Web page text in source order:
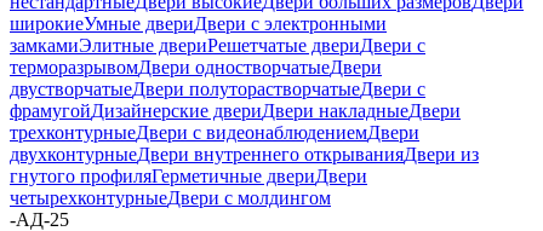
широкиеУмные двериДвери с электронными
замкамиЭлитные двериРешетчатые двериДвери с
терморазрывомДвери одностворчатыеДвери
двустворчатыеДвери полуторастворчатыеДвери с
фрамугойДизайнерские двериДвери накладныеДвери
трехконтурныеДвери с видеонаблюдениемДвери
двухконтурныеДвери внутреннего открыванияДвери из
гнутого профиляГерметичные двериДвери
четырехконтурныеДвери с молдингом
-АД-25